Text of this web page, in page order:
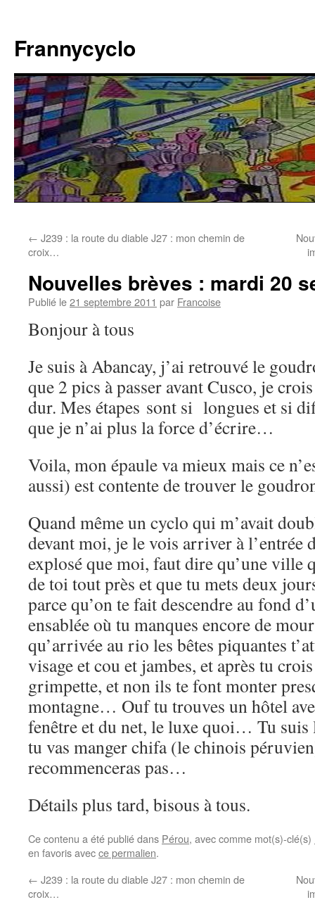
contenu
Frannycyclo
← J239 : la route du diable J27 : mon chemin de
croix…
Nouvelles brèves : mardi 20
Publié le21 septembre 2011 par Francoise
Bonjour à tous
Je suis à Abancay, j’ai retrouvé le
que 2 pics à passer avant Cusco, je
dur. Mes étapes sont si longues et si
que je n’ai plus la force d’écrire…
Voila, mon épaule va mieux mais ce
aussi) est contente de trouver le
Quand même un cyclo qui m’avait
devant moi, je le vois arriver à l’entrée
explosé que moi, faut dire qu’une ville
de toi tout près et que tu mets deux
parce qu’on te fait descendre au fond
ensablée où tu manques encore de
qu’arrivée au rio les bêtes piquantes
visage et cou et jambes, et après tu
grimpette, et non ils te font monter
montagne… Ouf tu trouves un hôtel
fenêtre et du net, le luxe quoi… Tu suis
tu vas manger chifa (le chinois
recommenceras pas…
Détails plus tard, bisous à tous.
Ce contenu a été publié dans Pérou, avec comme mot(s)-clé(s)
en favoris avecce permalien.
← J239 : la route du diable J27 : mon chemin de
croix…